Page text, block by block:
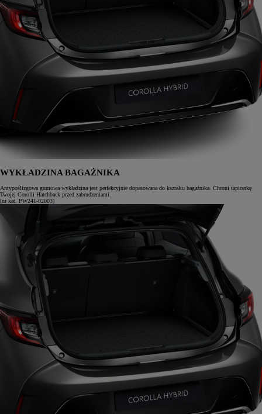
WYKŁADZINA BAGAŻNIKA
Antypoślizgowa gumowa wykładzina jest perfekcyjnie dopasowana do kształtu bagażnika. Chroni tapicerkę
Twojej Corolli Hatchback przed zabrudzeniami.
[nr kat. PW241-02003]